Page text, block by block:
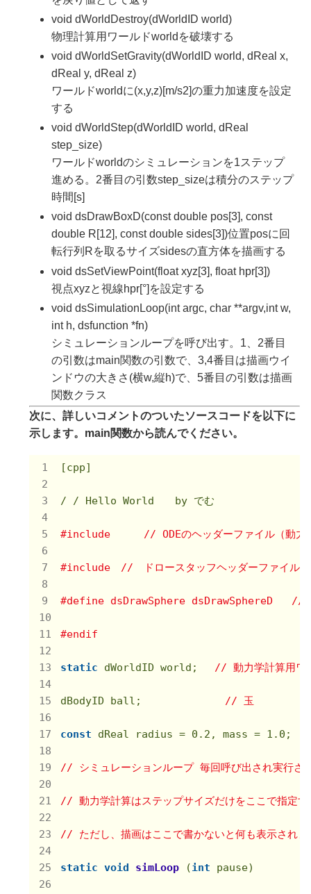
void dWorldDestroy(dWorldID world)
物理計算用ワールドworldを破壊する
void dWorldSetGravity(dWorldID world, dReal x,
dReal y, dReal z)
ワールドworldに(x,y,z)[m/s2]の重力加速度を設定
する
void dWorldStep(dWorldID world, dReal
step_size)
ワールドworldのシミュレーションを1ステップ
進める。2番目の引数step_sizeは積分のステップ
時間[s]
void dsDrawBoxD(const double pos[3], const
double R[12], const double sides[3])位置posに回
転行列Rを取るサイズsidesの直方体を描画する
void dsSetViewPoint(float xyz[3], float hpr[3])
視点xyzと視線hpr[°]を設定する
void dsSimulationLoop(int argc, char **argv,int w,
int h, dsfunction *fn)
シミュレーションループを呼び出す。1、2番目
の引数はmain関数の引数で、3,4番目は描画ウイ
ンドウの大きさ(横w,縦h)で、5番目の引数は描画
関数クラス
次に、詳しいコメントのついたソースコードを以下に
示します。main関数から読んでください。
[cpp]
/ / Hello World　　by でむ
#include // ODEのヘッダーファイル（動力
#include //　ドロースタッフヘッダーファイル
#define dsDrawSphere dsDrawSphereD //
#endif
static dWorldID world; // 動力学計算用ワ
dBodyID ball; // 玉
const dReal radius = 0.2 , mass = 1.0 ;
// シミュレーションループ 毎回呼び出され実行さ
// 動力学計算はステップサイズだけをここで指定す
// ただし、描画はここで書かないと何も表示されま
static void simLoop (int pause)